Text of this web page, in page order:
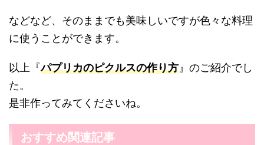
などなど、そのままでも美味しいですが色々な料理
に使うことができます。
以上『パプリカのピクルスの作り方 』のご紹介でし
た。
是非作ってみてくださいね。
おすすめ関連記事